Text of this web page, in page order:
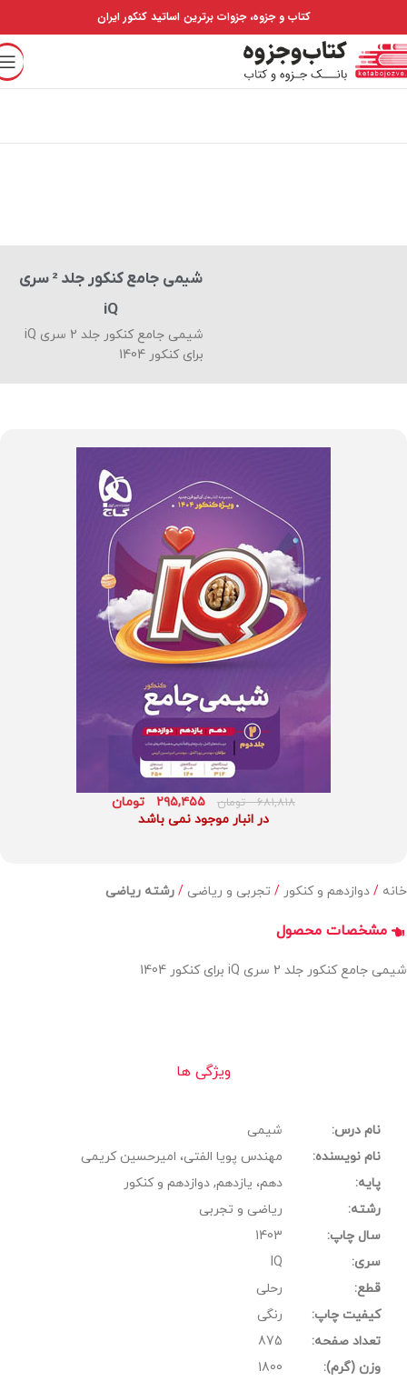
کتاب و جزوه، جزوات برترین اساتید کنکور ایران
شیمی جامع کنکور جلد 2 سری
iQ
شیمی جامع کنکور جلد 2 سری iQ
برای کنکور 1404
۶۸۱,۸۱۸ تومان ۲۹۵,۴۵۵
تومان
در انبار موجود نمی باشد
خانه دوازدهم و کنکور تجربی و ریاضی رشته ریاضی
مشخصات محصول
شیمی جامع کنکور جلد 2 سری iQ برای کنکور 1404
ویژگی ها
نام درس:
شیمی
نام نویسنده:
مهندس پویا الفتی، امیرحسین کریمی
پایه:
دهم، یازدهم, دوازدهم و کنکور
رشته:
ریاضی و تجربی
سال چاپ:
1403
سری:
IQ
قطع:
رحلی
کیفیت چاپ:
رنگی
تعداد صفحه:
875
وزن (گرم):
1800